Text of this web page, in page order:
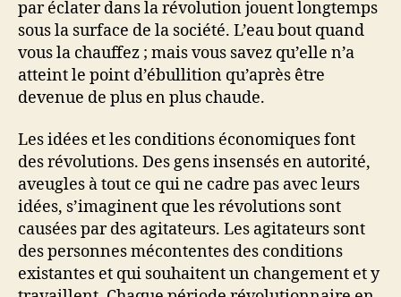
par éclater dans la révolution jouent longtemps
sous la surface de la société. L’eau bout quand
vous la chauffez ; mais vous savez qu’elle n’a
atteint le point d’ébullition qu’après être
devenue de plus en plus chaude.
Les idées et les conditions économiques font
des révolutions. Des gens insensés en autorité,
aveugles à tout ce qui ne cadre pas avec leurs
idées, s’imaginent que les révolutions sont
causées par des agitateurs. Les agitateurs sont
des personnes mécontentes des conditions
existantes et qui souhaitent un changement et y